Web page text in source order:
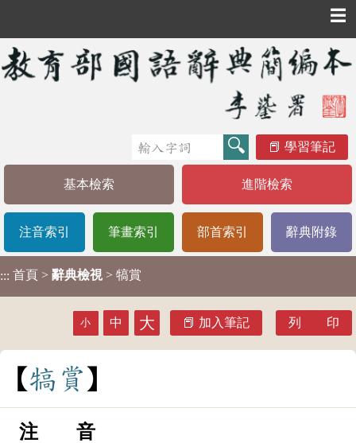
☰
學習筆記
基本檢索 進階檢索
注音索引 筆畫索引 部首索引 辭典附錄
::: 首頁 > 辭典檢視 > 犒賞
小 中 大 加入筆記 列 印
犒 賞
注 音